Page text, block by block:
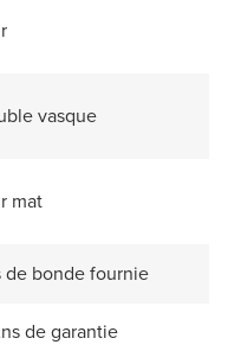
vasque
mat
de bonde fournie
de garantie